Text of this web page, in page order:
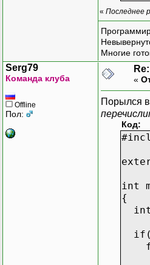
« Последнее
Многие
Serg79
Команда клуба
Offline
Пол:
«
Порылся в
Код:
int
{
if(